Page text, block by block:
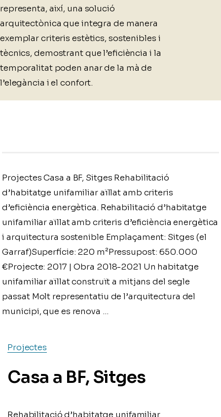
representa, així, una solució
arquitectònica que integra de manera
exemplar criteris estètics, sostenibles i
tècnics, demostrant que l’eficiència i la
temporalitat poden anar de la mà de
l’elegància i el confort.
Projectes Casa a BF, Sitges Rehabilitació
d’habitatge unifamiliar aïllat amb criteris
d’eficiència energètica. Rehabilitació d’habitatge
unifamiliar aïllat amb criteris d’eficiència energètica
i arquitectura sostenible Emplaçament: Sitges (el
Garraf)Superfície: 220 m²Pressupost: 650.000
€Projecte: 2017 | Obra 2018-2021 Un habitatge
unifamiliar aïllat construït a mitjans del segle
passat Molt representatiu de l’arquitectura del
municipi, que es renova …
Projectes
Casa a BF, Sitges
Rehabilitació d’habitatge unifamiliar